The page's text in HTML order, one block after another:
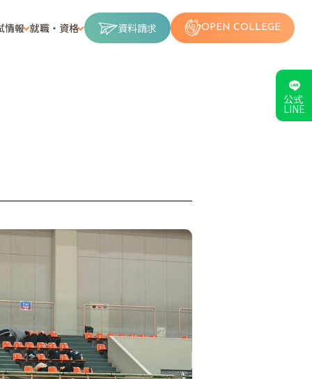
情報 就職・資格 資料請求 OPEN COLLEGE
公式
LINE